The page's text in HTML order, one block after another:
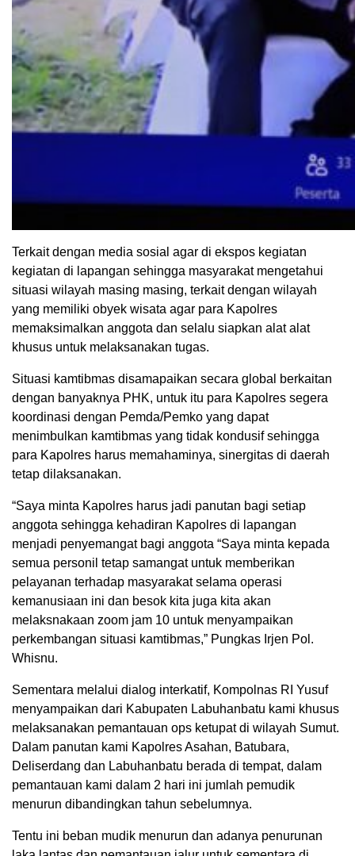
Terkait dengan media sosial agar di ekspos kegiatan
kegiatan di lapangan sehingga masyarakat mengetahui
situasi wilayah masing masing, terkait dengan wilayah
yang memiliki obyek wisata agar para Kapolres
memaksimalkan anggota dan selalu siapkan alat alat
khusus untuk melaksanakan tugas.
Situasi kamtibmas disamapaikan secara global berkaitan
dengan banyaknya PHK, untuk itu para Kapolres segera
koordinasi dengan Pemda/Pemko yang dapat
menimbulkan kamtibmas yang tidak kondusif sehingga
para Kapolres harus memahaminya, sinergitas di daerah
tetap dilaksanakan.
“Saya minta Kapolres harus jadi panutan bagi setiap
anggota sehingga kehadiran Kapolres di lapangan
menjadi penyemangat bagi anggota “Saya minta kepada
semua personil tetap samangat untuk memberikan
pelayanan terhadap masyarakat selama operasi
kemanusiaan ini dan besok kita juga kita akan
melaksnakaan zoom jam 10 untuk menyampaikan
perkembangan situasi kamtibmas,” Pungkas Irjen Pol.
Whisnu.
Sementara melalui dialog interkatif, Kompolnas RI Yusuf
menyampaikan dari Kabupaten Labuhanbatu kami khusus
melaksanakan pemantauan ops ketupat di wilayah Sumut.
Dalam panutan kami Kapolres Asahan, Batubara,
Deliserdang dan Labuhanbatu berada di tempat, dalam
pemantauan kami dalam 2 hari ini jumlah pemudik
menurun dibandingkan tahun sebelumnya.
Tentu ini beban mudik menurun dan adanya penurunan